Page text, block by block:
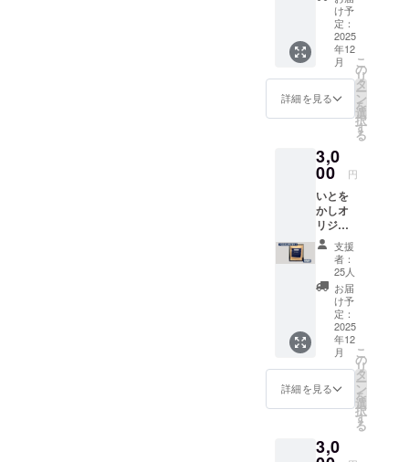
ど、お
好みの
場所に
ご使用
くださ
い。 サ
イズ：
50mm×
香りと
酸味
が、さ
わやか
な朝の
ひとと
きを演
および
添加物
などの
食品表
示は、
お届け
する商
品のラ
ベルに
記載さ
れてい
ます。
開封前
にリ
ターン
に貼付
された
必ずご
ドコー
ヒー×10
供内
容】 イ
ンドネ
シアの
豆を中
心に配
深煎り
の珈琲
です。
ミルク
やお砂
糖との
相性も
いい、
どっし
りとし
たコク
と苦み
が特長
のブレ
ンドで
す。 ※
原材料
食品表
け予
定：
2025
年12
月
詳細を見る
こ
の
リ
タ
ー
ン
を
選
択
す
る
3,0
00 円
いとを
かしオ
リジナ
ルブレ
ンド
和珈琲
×10袋
【提供
内容】
いとを
かしオ
リジナ
ルブレ
ンドの
和珈琲
です。
に、和
歌山県
支援
者：
25人
お届
け予
定：
2025
年12
月
詳細を見る
こ
の
リ
タ
ー
ン
を
選
択
す
る
3,0